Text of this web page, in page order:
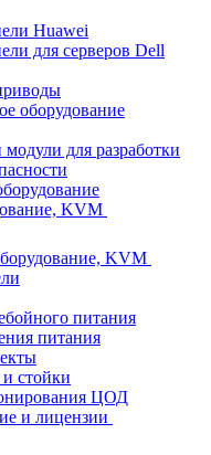
Huawei
для серверов Dell
оборудование
для разработки
KVM
KVM
питания
питания
стойки
ЦОД
и лицензии